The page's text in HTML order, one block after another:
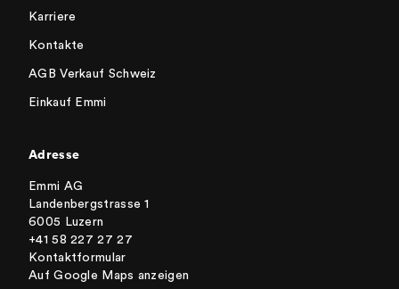
Karriere
Kontakte
AGB Verkauf Schweiz
Einkauf Emmi
Adresse
Emmi AG
Landenbergstrasse 1
6005 Luzern
+41 58 227 27 27
Kontaktformular
Auf Google Maps anzeigen